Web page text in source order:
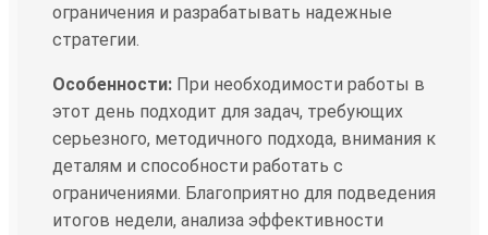
ограничения и разрабатывать надежные
стратегии.
Особенности: При необходимости работы в
этот день подходит для задач, требующих
серьезного, методичного подхода, внимания к
деталям и способности работать с
ограничениями. Благоприятно для подведения
итогов недели, анализа эффективности